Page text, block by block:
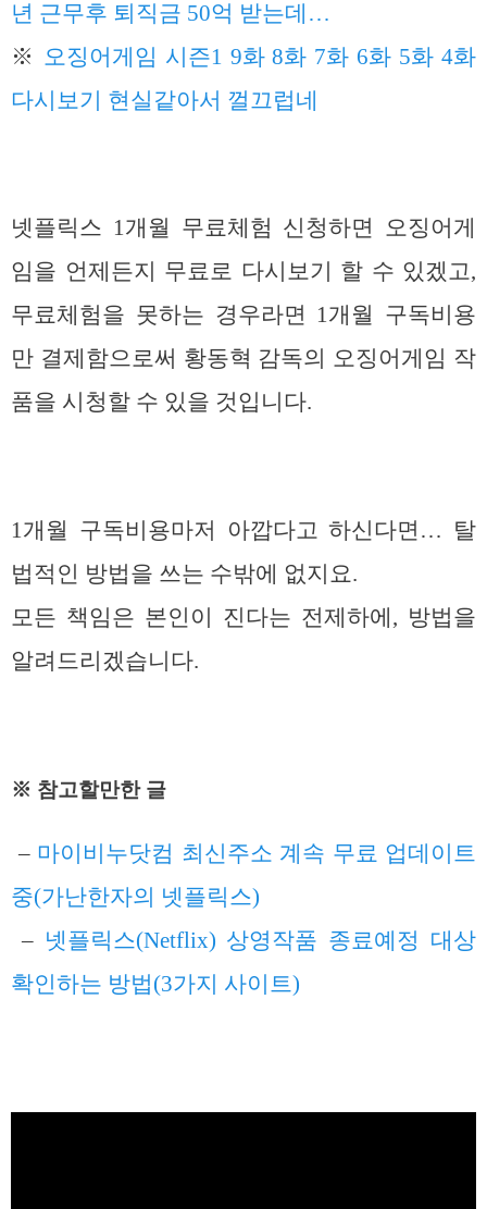
년 근무후 퇴직금 50억 받는데…
※ 오징어게임 시즌1 9화 8화 7화 6화 5화 4화
다시보기 현실같아서 껄끄럽네
넷플릭스 1개월 무료체험 신청하면 오징어게
임을 언제든지 무료로 다시보기 할 수 있겠고,
무료체험을 못하는 경우라면 1개월 구독비용
만 결제함으로써 황동혁 감독의 오징어게임 작
품을 시청할 수 있을 것입니다.
1개월 구독비용마저 아깝다고 하신다면… 탈
법적인 방법을 쓰는 수밖에 없지요.
모든 책임은 본인이 진다는 전제하에, 방법을
알려드리겠습니다.
※ 참고할만한 글
– 마이비누닷컴 최신주소 계속 무료 업데이트
중(가난한자의 넷플릭스)
– 넷플릭스(Netflix) 상영작품 종료예정 대상
확인하는 방법(3가지 사이트)